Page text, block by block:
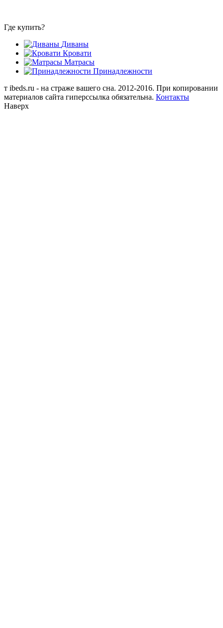
Где купить?
Диваны
Кровати
Матрасы
Принадлежности
т ibeds.ru - на страже вашего сна. 2012-2016. При копировании
материалов сайта гиперссылка обязательна. Контакты
Наверх